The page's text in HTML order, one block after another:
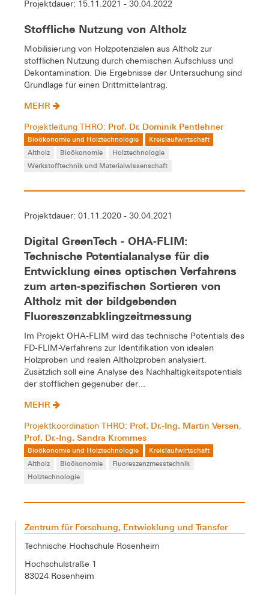
Projektdauer: 15.11.2021 - 30.04.2022
Stoffliche Nutzung von Altholz
Mobilisierung von Holzpotenzialen aus Altholz zur
stofflichen Nutzung durch chemischen Aufschluss und
Dekontamination. Die Ergebnisse der Untersuchung sind
Grundlage für einen Drittmittelantrag.
MEHR
Projektleitung THRO: Prof. Dr. Dominik Pentlehner
Bioökonomie und Holztechnologie
Kreislaufwirtschaft
Altholz
Bioökonomie
Holztechnologie
Werkstofftechnik und Materialwissenschaft
Projektdauer: 01.11.2020 - 30.04.2021
Digital GreenTech - OHA-FLIM:
Technische Potentialanalyse für die
Entwicklung eines optischen Verfahrens
zum arten-spezifischen Sortieren von
Altholz mit der bildgebenden
Fluoreszenzabklingzeitmessung
Im Projekt OHA-FLIM wird das technische Potentials des
FD-FLIM-Verfahrens zur Identifikation von idealen
Holzproben und realen Altholzproben analysiert.
Zusätzlich soll eine Analyse des Nachhaltigkeitspotentials
der stofflichen gegenüber der...
MEHR
Projektkoordination THRO: Prof. Dr.-Ing. Martin Versen,
Prof. Dr.-Ing. Sandra Krommes
Bioökonomie und Holztechnologie
Kreislaufwirtschaft
Altholz
Bioökonomie
Fluoreszenzmesstechnik
Holztechnologie
Zentrum für Forschung, Entwicklung und Transfer
Technische Hochschule Rosenheim
Hochschulstraße 1
83024 Rosenheim